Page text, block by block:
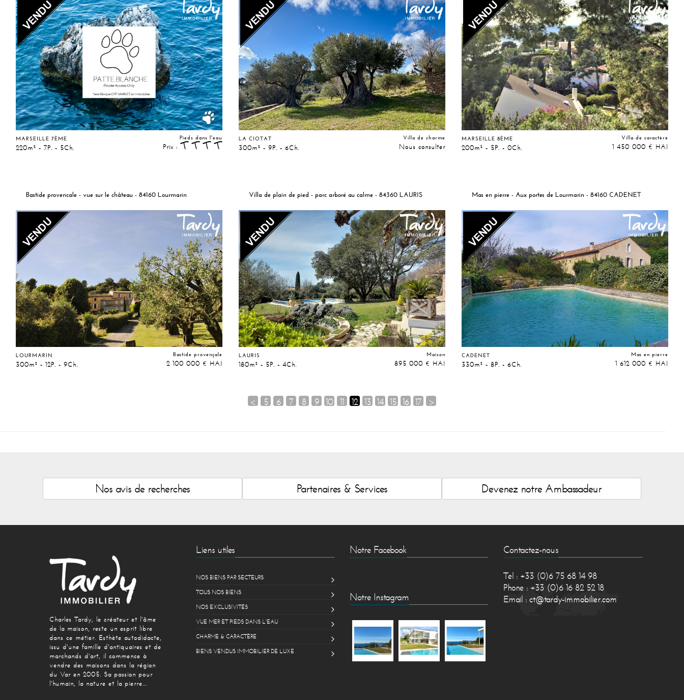
MARSEILLE 7ÈME
220m² - 7P. - 5Ch.
Pieds dans l'eau
Prix :
LA CIOTAT
300m² - 9P. - 6Ch.
Villa de charme
Nous consulter
MARSEILLE 8ÈME
200m² - 5P. - 0Ch.
Villa de caractère
1 450 000 € HAI
Bastide provencale - vue sur le château - 84160 Lourmarin
LOURMARIN
300m² - 12P. - 9Ch.
Bastide provençale
2 100 000 € HAI
Villa de plain de pied - parc arboré au calme - 84360 LAURIS
LAURIS
180m² - 5P. - 4Ch.
Maison
895 000 € HAI
Mas en pierre - Aux portes de Lourmarin - 84160 CADENET
CADENET
330m² - 8P. - 6Ch.
Mas en pierre
1 612 000 € HAI
< 5 6 7 8 9 10 11 12 13 14 15 16 17 >
Nos avis de recherches Partenaires & Services Devenez notre Ambassadeur
Charles Tardy, le créateur et l'âme
de la maison, reste un esprit libre
dans ce métier. Esthète autodidacte,
issu d'une famille d'antiquaires et de
marchands d'art, il commence à
vendre des maisons dans la région
du Var en 2005. Sa passion pour
l'humain, la nature et la pierre...
Liens utiles
NOS BIENS PAR SECTEURS
TOUS NOS BIENS
NOS EXCLUSIVITÉS
VUE MER ET PIEDS DANS L'EAU
CHARME & CARACTÈRE
BIENS VENDUS IMMOBILIER DE LUXE
Notre Facebook
Notre Instagram
Contactez-nous
Tel : +33 (0)6 75 68 14 98
Phone : +33 (0)6 16 82 52 18
Email :ct@tardy-immobilier.com